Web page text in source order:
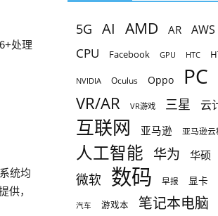
处理
统均
供，
5G AI AMD AR AWS
CPU Facebook GPU HTC
NVIDIA Oculus Oppo PC
VR/AR VR游戏 三星 云
互联网 亚马逊 亚马逊云
人工智能 华为 华硕
微软 数码 早报 显卡
汽车 游戏本 笔记本电脑